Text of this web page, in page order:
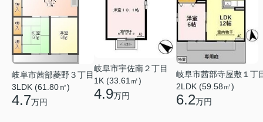
岐阜市茜部菱野３丁目
3LDK (61.80㎡)
4.7万円
岐阜市宇佐南２丁目
1K (33.61㎡)
4.9万円
岐阜市茜部寺屋敷１丁
2LDK (59.58㎡)
6.2万円